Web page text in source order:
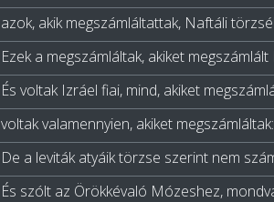
azok, akik megszámláltattak, Naftáli
Ezek a megszámláltak, akiket
És voltak Izráel fiai, mind, akiket
voltak valamennyien, akiket
De a leviták atyáik törzse szerint nem
És szólt az Örökkévaló Mózeshez,